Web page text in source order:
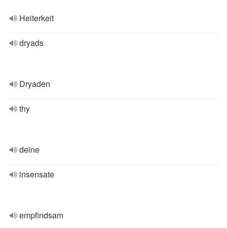
Heiterkeit
dryads
Dryaden
thy
deine
insensate
empfindsam